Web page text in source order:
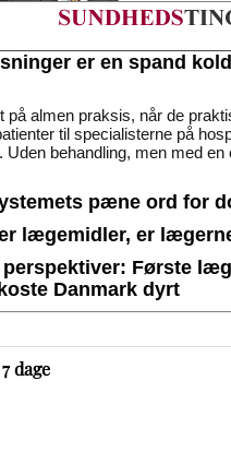
er en spand
på almen praksis, når de
til specialisterne på
Uden behandling, men med en
pæne ord for
lægemidler, er
perspektiver: Første
Danmark dyrt
dage